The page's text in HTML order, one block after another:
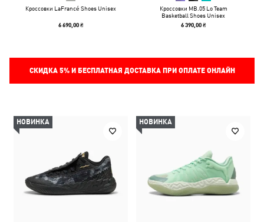
Кроссовки LaFrancé Shoes Unisex
6 690,00 ₴
Кроссовки MB.05 Lo Team
Basketball Shoes Unisex
6 390,00 ₴
СКИДКА 5%И БЕСПЛАТНАЯ ДОСТАВКА ПРИ ОПЛАТЕ ОНЛАЙН
НОВИНКА НОВИНКА